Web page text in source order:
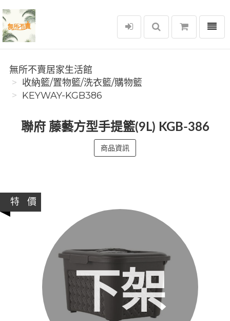
無所不賣居家生活館
選單
無所不賣居家生活館
收納籃/置物籃/洗衣籃/購物籃
KEYWAY-KGB386
聯府 藤藝方型手提籃(9L) KGB-386
商品資訊
下架
特 價